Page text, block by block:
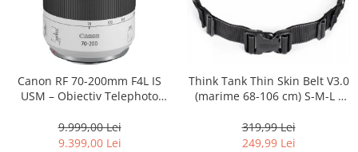
Canon RF 70-200mm F4L IS
USM – Obiectiv Telephoto
9.999,00 Lei
9.399,00 Lei
Think Tank Thin Skin Belt V3.0
(marime 68-106 cm) S-M-L -
319,99 Lei
249,99 Lei